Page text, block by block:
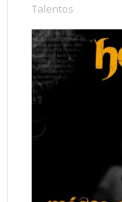
Talentos